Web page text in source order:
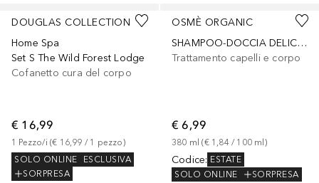
DOUGLAS COLLECTION
Home Spa
Set S The Wild Forest Lodge
Cofanetto cura del corpo
€ 16,99
1 Pezzo/i (€ 16,99 / 1 pezzo)
SOLO ONLINE
ESCLUSIVA
SORPRESA
OSMÈ ORGANIC
SHAMPOO-DOCCIA DELICATO BIO
Trattamento capelli e corpo
€ 6,99
380 ml (€ 1,84 / 100 ml)
Codice: ESTATE
SOLO ONLINE
SORPRESA